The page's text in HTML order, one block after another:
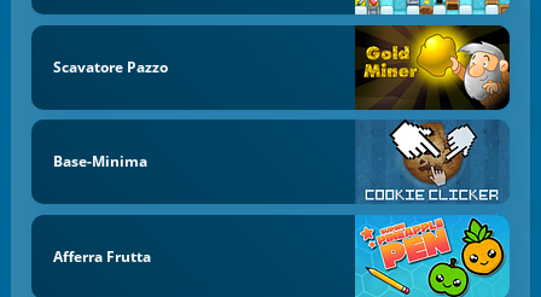
Scavatore Pazzo
Base-Minima
Afferra Frutta